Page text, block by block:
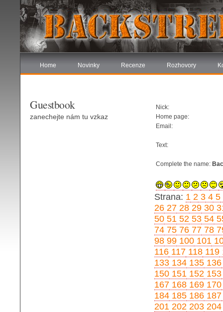
Home Novinky Recenze Rozhovory
Nick:
Home page:
Email:
Text:
Complete the name:
Strana: 1 2 3 4 5
26 27 28 29 30
50 51 52 53 54
74 75 76 77 78
98 99 100 101
116 117 118 119
133 134 135 136
150 151 152 153
167 168 169 170
184 185 186 187
201 202 203 204
Guestbook
zanechejte nám tu vzkaz